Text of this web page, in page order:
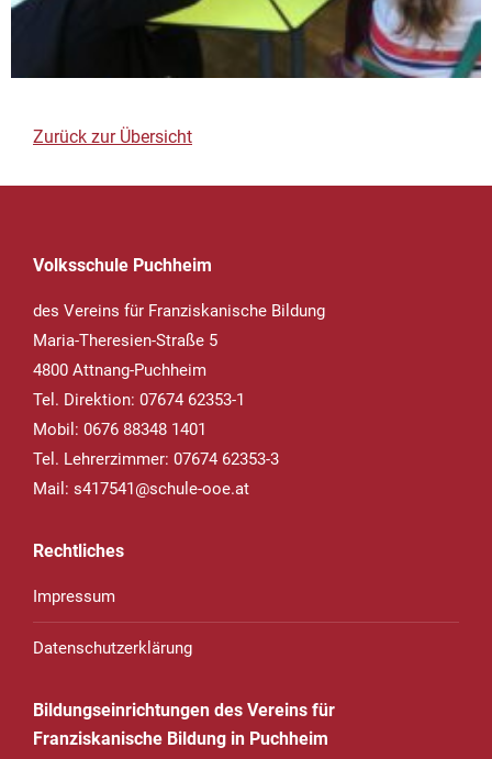
Zurück zur Übersicht
Volksschule Puchheim
des Vereins für Franziskanische Bildung
Maria-Theresien-Straße 5
4800 Attnang-Puchheim
Tel. Direktion: 07674 62353-1
Mobil: 0676 88348 1401
Tel. Lehrerzimmer: 07674 62353-3
Mail: s417541@schule-ooe.at
Rechtliches
Impressum
Datenschutzerklärung
Bildungseinrichtungen des Vereins für
Franziskanische Bildung in Puchheim